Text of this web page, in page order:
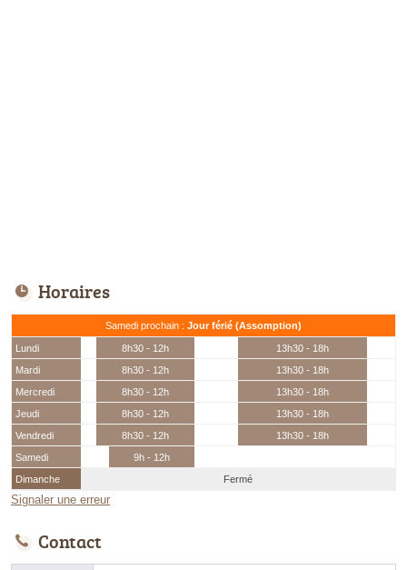
Horaires
Samedi prochain : Jour férié (Assomption)
Lundi 8h30 - 12h
13h30 - 18h
Mardi
8h30 - 12h
13h30 - 18h
Mercredi
8h30 - 12h
13h30 - 18h
Jeudi
8h30 - 12h
13h30 - 18h
Vendredi
8h30 - 12h
13h30 - 18h
Samedi
9h - 12h
Dimanche
Fermé
Signaler une erreur
Contact